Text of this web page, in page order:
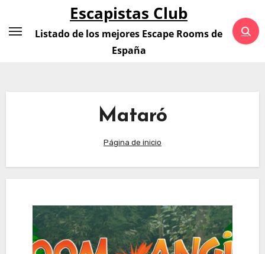
contenido
Escapistas Club
Listado de los mejores Escape Rooms de
España
Mataró
Página de inicio